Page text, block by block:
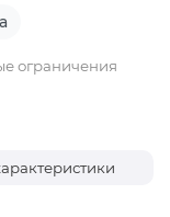
ограничения